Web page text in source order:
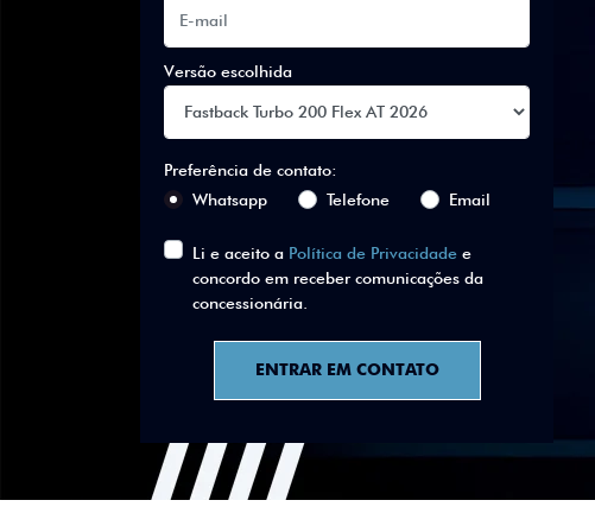
Versão escolhida
Preferência de contato:
Whatsapp
Telefone Email
Li e aceito a Política de Privacidade e
concordo em receber comunicações da
concessionária.
ENTRAR EM CONTATO